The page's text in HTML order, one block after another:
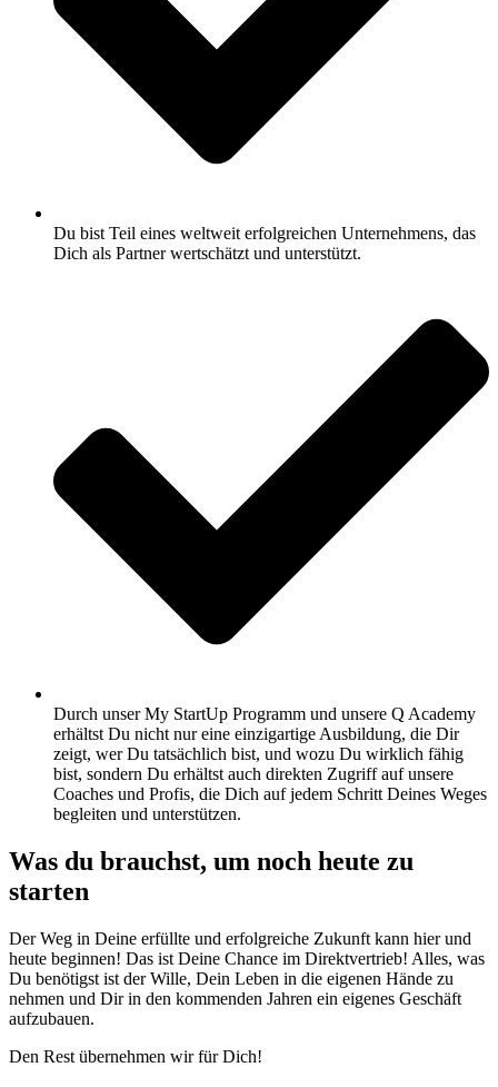
Du bist Teil eines weltweit erfolgreichen Unternehmens, das
Dich als Partner wertschätzt und unterstützt.
Durch unser My StartUp Programm und unsere Q Academy
erhältst Du nicht nur eine einzigartige Ausbildung, die Dir
zeigt, wer Du tatsächlich bist, und wozu Du wirklich fähig
bist, sondern Du erhältst auch direkten Zugriff auf unsere
Coaches und Profis, die Dich auf jedem Schritt Deines Weges
begleiten und unterstützen.
Was du brauchst, um noch heute zu
starten
Der Weg in Deine erfüllte und erfolgreiche Zukunft kann hier und
heute beginnen! Das ist Deine Chance im Direktvertrieb! Alles, was
Du benötigst ist der Wille, Dein Leben in die eigenen Hände zu
nehmen und Dir in den kommenden Jahren ein eigenes Geschäft
aufzubauen.
Den Rest übernehmen wir für Dich!